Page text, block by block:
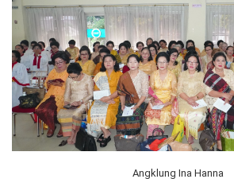
Angklung Ina Hanna